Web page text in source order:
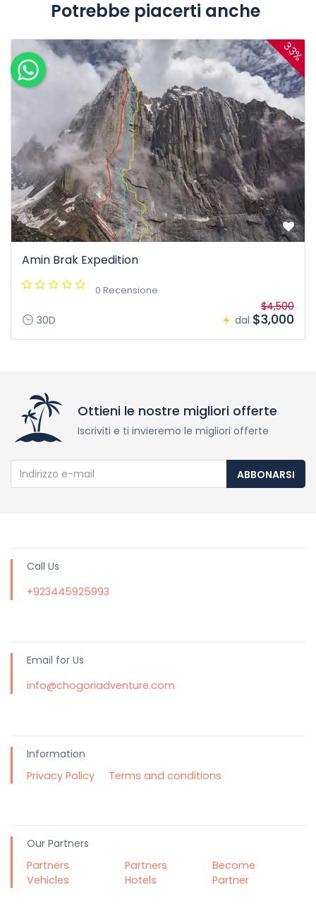
Potrebbe piacerti anche
33%
Amin Brak Expedition
0 Recensione
30D dal
$4,500
$3,000
Ottieni le nostre migliori offerte
Iscriviti e ti invieremo le migliori offerte
ABBONARSI
Call Us
+923445925993
Email for Us
info@chogoriadventure.com
Information
Privacy Policy
Terms and conditions
Our Partners
Partners
Vehicles
Partners
Hotels
Become
Partner